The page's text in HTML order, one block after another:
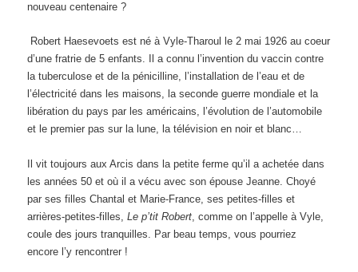
nouveau centenaire ?
Robert Haesevoets est né à Vyle-Tharoul le 2 mai 1926 au coeur
d’une fratrie de 5 enfants. Il a connu l’invention du vaccin contre
la tuberculose et de la pénicilline, l’installation de l’eau et de
l’électricité dans les maisons, la seconde guerre mondiale et la
libération du pays par les américains, l’évolution de l’automobile
et le premier pas sur la lune, la télévision en noir et blanc…
Il vit toujours aux Arcis dans la petite ferme qu’il a achetée dans
les années 50 et où il a vécu avec son épouse Jeanne. Choyé
par ses filles Chantal et Marie-France, ses petites-filles et
arrières-petites-filles,Le p’tit Robert , comme on l’appelle à Vyle,
coule des jours tranquilles. Par beau temps, vous pourriez
encore l’y rencontrer !